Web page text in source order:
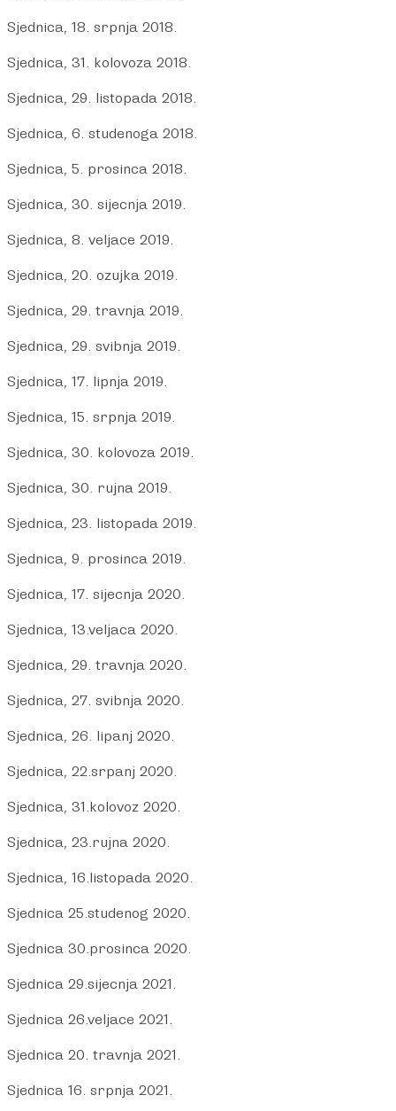
Sjednica, 18. srpnja 2018.
Sjednica, 31. kolovoza 2018.
Sjednica, 29. listopada 2018.
Sjednica, 6. studenoga 2018.
Sjednica, 5. prosinca 2018.
Sjednica, 30. sijecnja 2019.
Sjednica, 8. veljace 2019.
Sjednica, 20. ozujka 2019.
Sjednica, 29. travnja 2019.
Sjednica, 29. svibnja 2019.
Sjednica, 17. lipnja 2019.
Sjednica, 15. srpnja 2019.
Sjednica, 30. kolovoza 2019.
Sjednica, 30. rujna 2019.
Sjednica, 23. listopada 2019.
Sjednica, 9. prosinca 2019.
Sjednica, 17. sijecnja 2020.
Sjednica, 13.veljaca 2020.
Sjednica, 29. travnja 2020.
Sjednica, 27. svibnja 2020.
Sjednica, 26. lipanj 2020.
Sjednica, 22.srpanj 2020.
Sjednica, 31.kolovoz 2020.
Sjednica, 23.rujna 2020.
Sjednica, 16.listopada 2020.
Sjednica 25.studenog 2020.
Sjednica 30.prosinca 2020.
Sjednica 29.sijecnja 2021.
Sjednica 26.veljace 2021.
Sjednica 20. travnja 2021.
Sjednica 16. srpnja 2021.